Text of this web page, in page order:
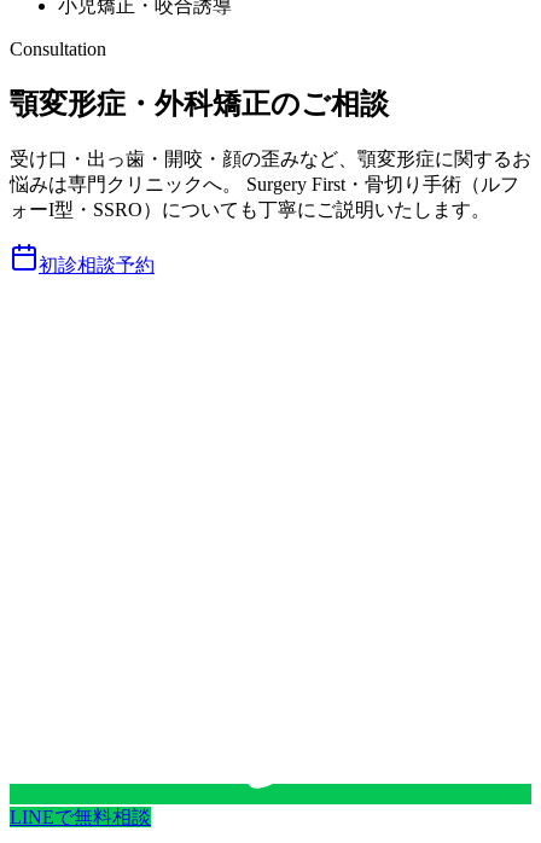
小児矯正・咬合誘導
Consultation
顎変形症・外科矯正のご相談
受け口・出っ歯・開咬・顔の歪みなど、顎変形症に関するお
悩みは専門クリニックへ。 Surgery First・骨切り手術（ルフ
ォーI型・SSRO）についても丁寧にご説明いたします。
初診相談予約
LINEで無料相談